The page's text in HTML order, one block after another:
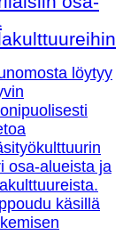
löytyy
osa-alueista ja
käsillä